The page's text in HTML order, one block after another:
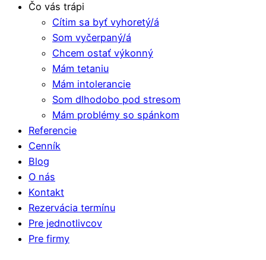
Čo vás trápi
Cítim sa byť vyhoretý/á
Som vyčerpaný/á
Chcem ostať výkonný
Mám tetaniu
Mám intolerancie
Som dlhodobo pod stresom
Mám problémy so spánkom
Referencie
Cenník
Blog
O nás
Kontakt
Rezervácia termínu
Pre jednotlivcov
Pre firmy